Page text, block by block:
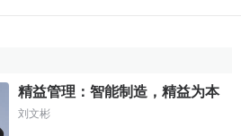
速度和時效，急於求成，急事
理的方法，沒有把主要精力和時間
任務上，分不清工作的輕重緩急，
精益管理：智能制造，精益为本
刘文彬